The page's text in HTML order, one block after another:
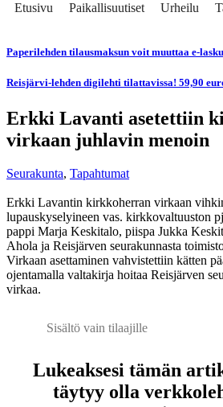
Etusivu Paikallisuutiset Urheilu
Paperilehden tilausmaksun voit muuttaa e-
Reisjärvi-lehden digilehti tilattavissa! 59,90
Erkki Lavanti asetettiin
virkaan juhlavin menoin
Seurakunta, Tapahtumat
Erkki Lavantin kirkkoherran virkaan
lupauskyselyineen vas. kirkkovaltuuston
pappi Marja Keskitalo, piispa Jukka
Ahola ja Reisjärven seurakunnasta
Virkaan asettaminen vahvistettiin kätten
ojentamalla valtakirja hoitaa Reisjärven
virkaa.
Sisältö vain tilaajille
Lukeaksesi tämän
täytyy olla